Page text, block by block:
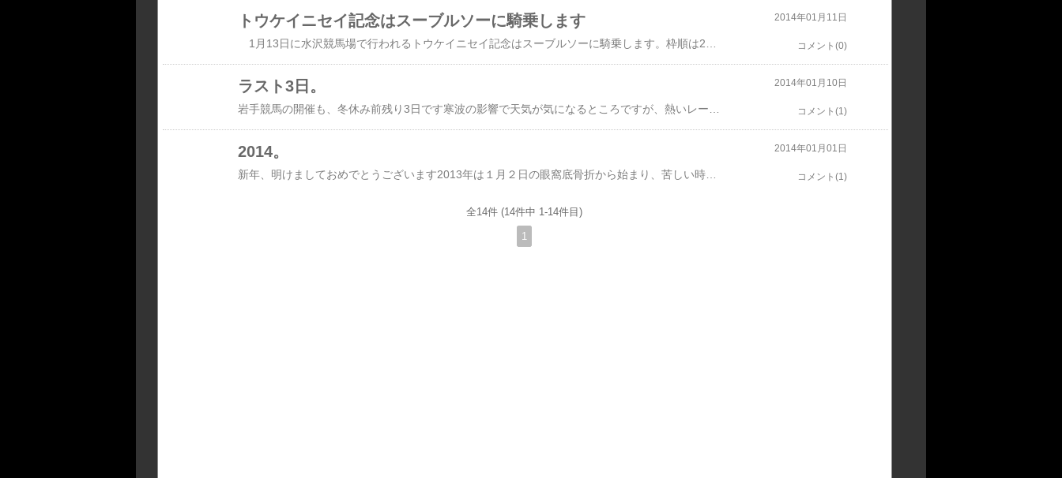
トウケイニセイ記念はスーブルソーに騎乗します 2014年01月11日
コメント(0)
ラスト3日。 2014年01月10日
コメント(1)
2014。
新年、明けましておめでとうございます2013年は１月２日の眼窩底骨折から始まり、苦しい時期もありましたが、ダービーを勝つことができ、最後に岩手競馬グランプリ、桐花賞を勝つことができました最高のかたちで締めくくることがてき、嬉しく思うと同時に本当にたくさんの方に感謝しています2014年、今年はとにかく…上手くなりたい色んな経験をして成長していきたいと思っていますそしてもう1つ、競馬場のスタンドをお客さんでいっぱいにできるように頑張って盛り上げていきたいです今年も応援よろしくお願いいたします
2014年01月01日
コメント(1)
全14件 (14件中 1-14件目)
1